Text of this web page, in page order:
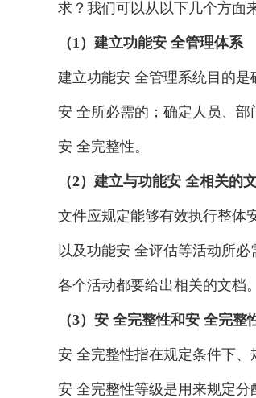
求？我们可以从以下几个方面
（1）建立功能安 全管理体系
建立功能安 全管理系统目的是
安 全所必需的；确定人员、
安 全完整性。
（2）建立与功能安 全相关的
文件应规定能够有效执行整体
以及功能安 全评估等活动所
各个活动都要给出相关的文档
（3）安 全完整性和安 全完整
安 全完整性指在规定条件下、
安 全完整性等级是用来规定分